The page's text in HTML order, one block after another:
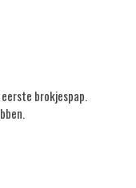
brokjespap.